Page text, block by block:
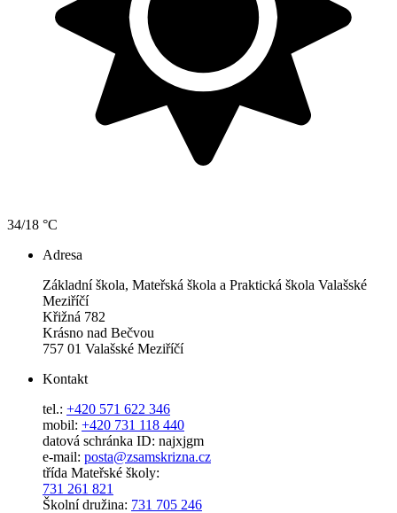
34/18 °C
Adresa
Základní škola, Mateřská škola a Praktická škola Valašské
Meziříčí
Křižná 782
Krásno nad Bečvou
757 01 Valašské Meziříčí
Kontakt
tel.: +420 571 622 346
mobil: +420 731 118 440
datová schránka ID: najxjgm
e-mail: posta@zsamskrizna.cz
třída Mateřské školy:
731 261 821
Školní družina: 731 705 246